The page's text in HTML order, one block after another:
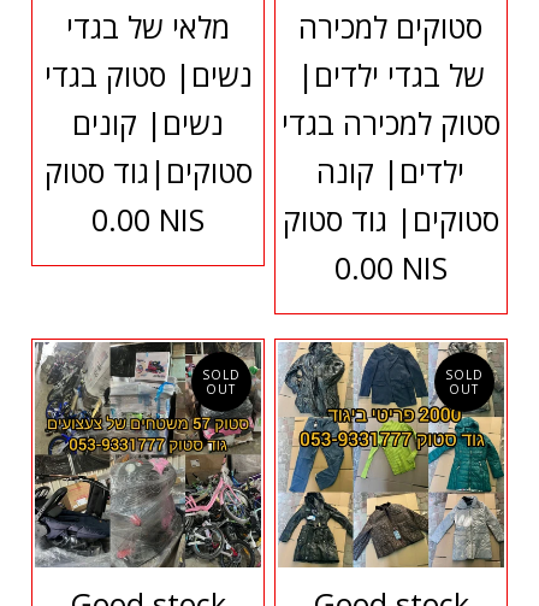
מלאי של בגדי
נשים| סטוק בגדי
נשים| קונים
סטוקים|גוד סטוק
0.00 NIS
סטוקים למכירה
של בגדי ילדים|
סטוק למכירה בגדי
ילדים| קונה
סטוקים| גוד סטוק
0.00 NIS
SOLD
OUT
SOLD
OUT